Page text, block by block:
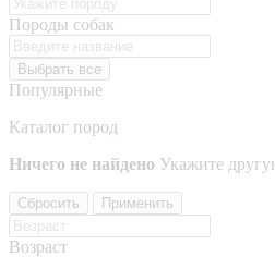
Породы собак
Выбрать все
Популярные
Каталог пород
Ничего не найдено Укажите
Сбросить Применить
Возраст